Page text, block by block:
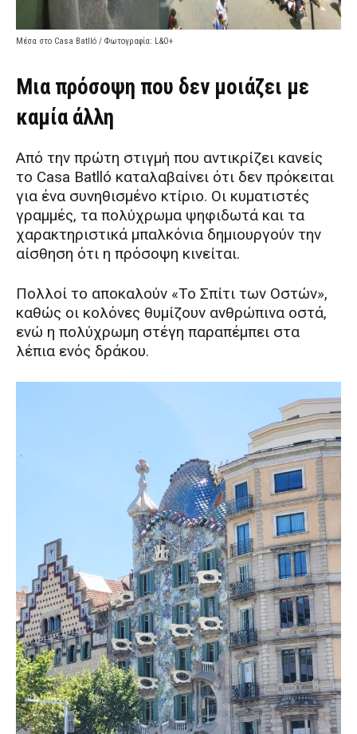
Μέσα στο Casa Batlló / Φωτογραφία: L&O+
Μια πρόσοψη που δεν μοιάζει με
καμία άλλη
Από την πρώτη στιγμή που αντικρίζει κανείς
το Casa Batlló καταλαβαίνει ότι δεν πρόκειται
για ένα συνηθισμένο κτίριο. Οι κυματιστές
γραμμές, τα πολύχρωμα ψηφιδωτά και τα
χαρακτηριστικά μπαλκόνια δημιουργούν την
αίσθηση ότι η πρόσοψη κινείται.
Πολλοί το αποκαλούν «Το Σπίτι των Οστών»,
καθώς οι κολόνες θυμίζουν ανθρώπινα οστά,
ενώ η πολύχρωμη στέγη παραπέμπει στα
λέπια ενός δράκου.